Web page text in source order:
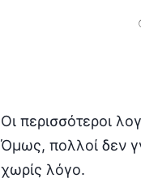
Οι περισσότεροι
Όμως, πολλοί δεν
χωρίς λόγο.